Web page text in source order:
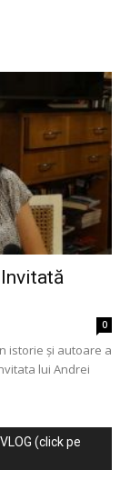
0
istorie și autoare a
lui Andrei
(click pe